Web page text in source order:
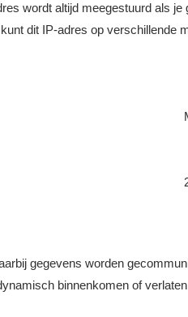
wordt altijd meegestuurd als
dit IP-adres op
gegevens worden
binnenkomen of